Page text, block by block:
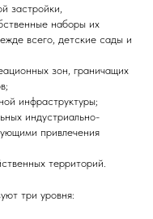
застройки,
наборы их
всего, детские сады и
зон, граничащих
инфраструктуры;
индустриально-
привлечения
территорий.
три уровня: